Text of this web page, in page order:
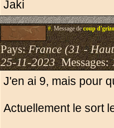
Jaki
#.Message decoup
Pays:France (31 -
25-11-2023Messages:
J'en ai 9, mais pour
Actuellement le sort